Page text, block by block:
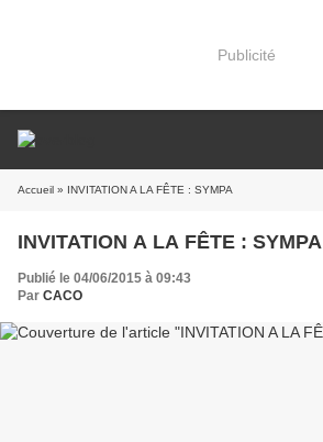
Publicité
Accueil » INVITATION A LA FÊTE : SYMPA
INVITATION A LA FÊTE : SYMPA
Publié le 04/06/2015 à 09:43
Par CACO